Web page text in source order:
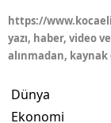
https://
yazı, haber, video
alınmadan,
Dünya
Ekonomi